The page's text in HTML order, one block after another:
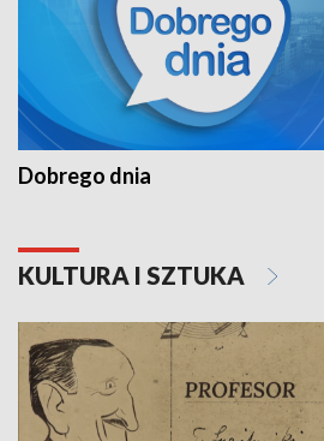
Dobrego dnia
KULTURA I SZTUKA